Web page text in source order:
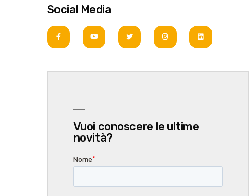
Social Media
Vuoi conoscere le ultime
novità?